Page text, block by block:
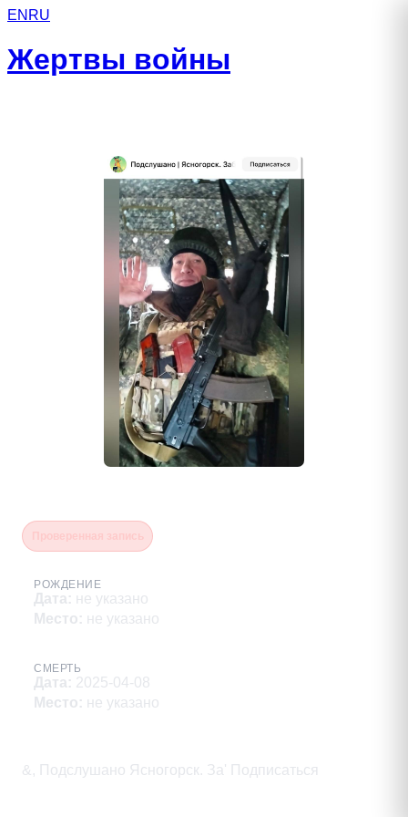
EN RU
Жертвы войны
РОЖДЕНИЕ
Дата: не указано
Место: не указано
СМЕРТЬ
Дата: 2025-04-08
Место: не указано
&, Подслушано Ясногорск. За' Подписаться